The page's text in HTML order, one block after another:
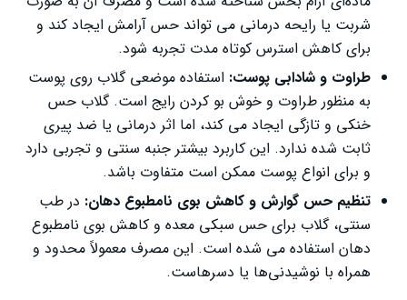
شربت یا رایحه ‌درمانی می‌ تواند حس آرامش ایجاد کند و
برای کاهش استرس کوتاه‌ مدت تجربه شود.
طراوت و شادابی پوست: استفاده موضعی گلاب روی پوست
به منظور طراوت و خوش‌ بو کردن رایج است. گلاب حس
خنکی و تازگی ایجاد می کند، اما اثر درمانی یا ضد پیری
ثابت‌ شده ندارد. این کاربرد بیشتر جنبه سنتی و تجربی دارد
و برای انواع پوست ممکن است متفاوت باشد.
تنظیم حس گوارش و کاهش بوی نامطبوع دهان: در طب
سنتی، گلاب برای حس سبکی معده و کاهش بوی نامطبوع
دهان استفاده می‌ شده است. این مصرف معمولاً محدود و
همراه با نوشیدنی‌ها یا دسرهاست.